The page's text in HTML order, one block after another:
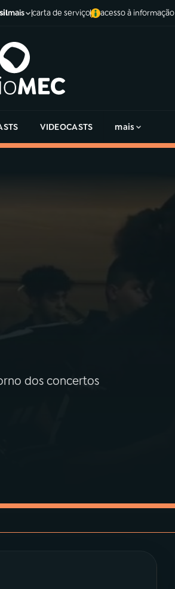
mais carta de serviço acesso à informação
VIDEOCASTS mais
dos concertos